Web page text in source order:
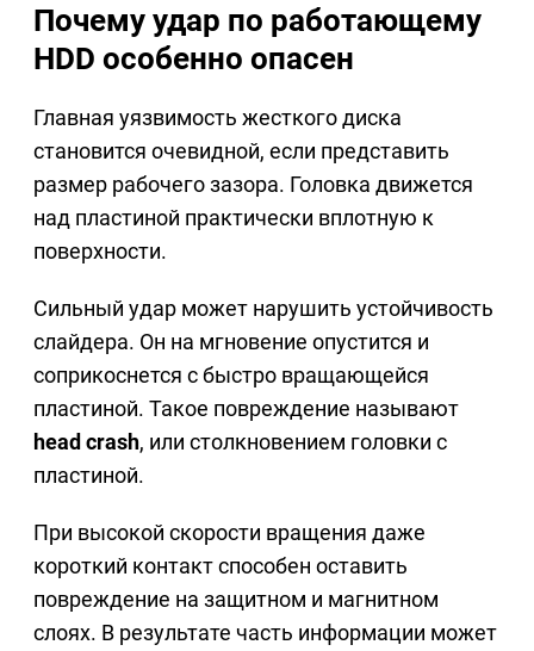
Почему удар по работающему
HDD особенно опасен
Главная уязвимость жесткого диска
становится очевидной, если представить
размер рабочего зазора. Головка движется
над пластиной практически вплотную к
поверхности.
Сильный удар может нарушить устойчивость
слайдера. Он на мгновение опустится и
соприкоснется с быстро вращающейся
пластиной. Такое повреждение называют
head crash, или столкновением головки с
пластиной.
При высокой скорости вращения даже
короткий контакт способен оставить
повреждение на защитном и магнитном
слоях. В результате часть информации может